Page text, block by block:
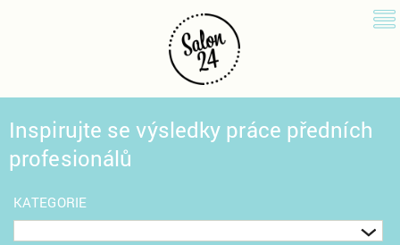
Inspirujte se výsledky práce předních
profesionálů
KATEGORIE